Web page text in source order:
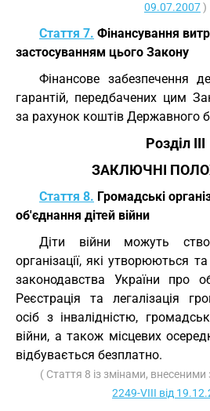
09.07.2007)
Стаття 7. Фінансування
застосуванням цього Закону
Фінансове забезпечення
гарантій, передбачених цим
за рахунок коштів Державного
Розділ III
ЗАКЛЮЧНІ
Стаття 8. Громадські
об'єднання дітей війни
Діти війни можуть
організації, які утворюються
законодавства України про
Реєстрація та легалізація
осіб з інвалідністю,
війни, а також місцевих
відбувається безплатно.
( Стаття 8 із змінами, внесеними
2249-VIII від